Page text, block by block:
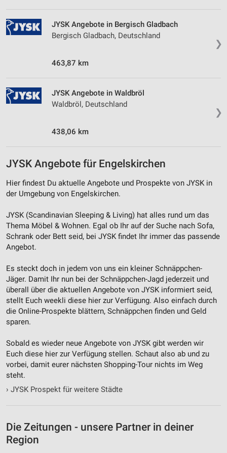
❯
JYSK Angebote in Bergisch Gladbach
Bergisch Gladbach, Deutschland
463,87 km
❯
JYSK Angebote in Waldbröl
Waldbröl, Deutschland
438,06 km
JYSK Angebote für Engelskirchen
Hier findest Du aktuelle Angebote und Prospekte von JYSK in
der Umgebung von Engelskirchen.
JYSK (Scandinavian Sleeping & Living) hat alles rund um das
Thema Möbel & Wohnen. Egal ob Ihr auf der Suche nach Sofa,
Schrank oder Bett seid, bei JYSK findet Ihr immer das passende
Angebot.
Es steckt doch in jedem von uns ein kleiner Schnäppchen-
Jäger. Damit Ihr nun bei der Schnäppchen-Jagd jederzeit und
überall über die aktuellen Angebote von JYSK informiert seid,
stellt Euch weekli diese hier zur Verfügung. Also einfach durch
die Online-Prospekte blättern, Schnäppchen finden und Geld
sparen.
Sobald es wieder neue Angebote von JYSK gibt werden wir
Euch diese hier zur Verfügung stellen. Schaut also ab und zu
vorbei, damit eurer nächsten Shopping-Tour nichts im Weg
steht.
› JYSK Prospekt für weitere Städte
Die Zeitungen - unsere Partner in deiner
Region
Performance